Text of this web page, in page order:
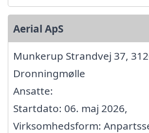
Aerial ApS
Munkerup Strandvej 37,
Dronningmølle
Ansatte:
Startdato: 06. maj 2026,
Virksomhedsform: